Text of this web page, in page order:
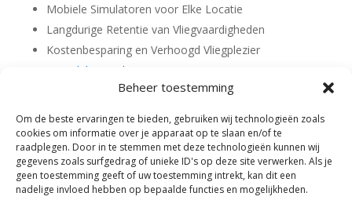
Beheer toestemming
Om de beste ervaringen te bieden, gebruiken wij technologieën zoals
cookies om informatie over je apparaat op te slaan en/of te
raadplegen. Door in te stemmen met deze technologieën kunnen wij
gegevens zoals surfgedrag of unieke ID's op deze site verwerken. Als je
geen toestemming geeft of uw toestemming intrekt, kan dit een
nadelige invloed hebben op bepaalde functies en mogelijkheden.
Mobiele Simulatoren voor Elke Locatie
Langdurige Retentie van Vliegvaardigheden
Kostenbesparing en Verhoogd Vliegplezier
Simsalabimvr.nl